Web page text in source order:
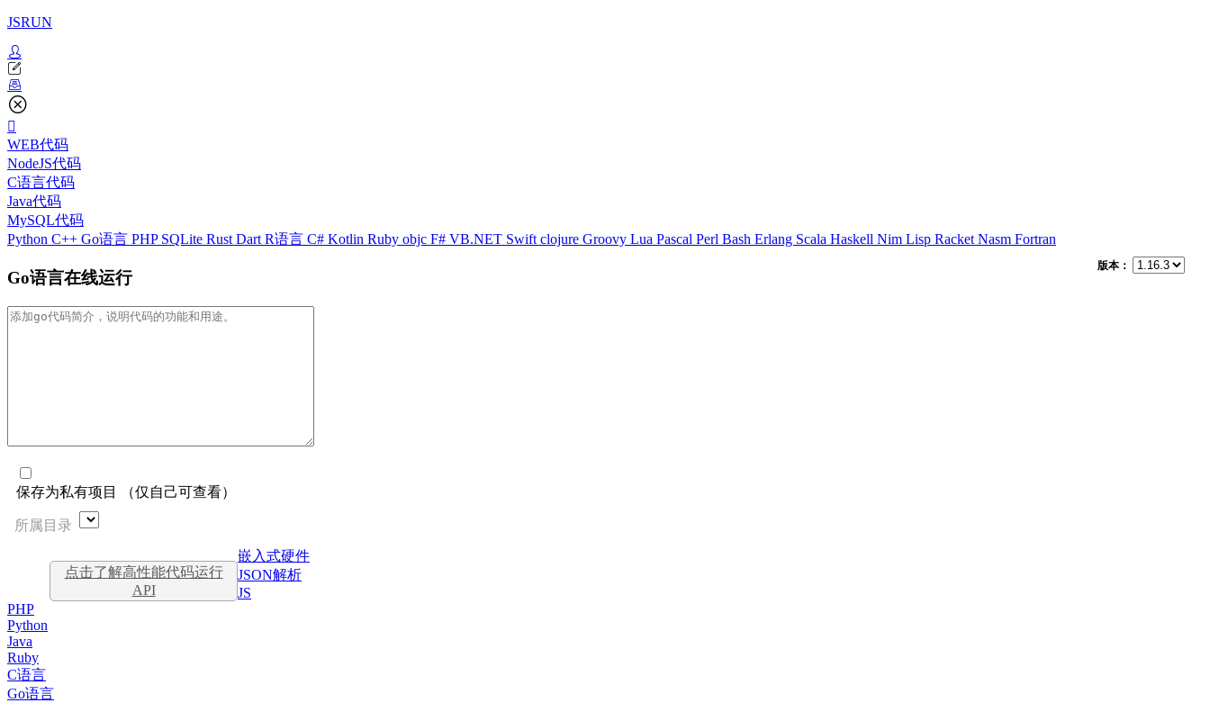
JSRUN
WEB代码
NodeJS代码
C语言代码
Java代码
MySQL代码
Python C++ Go语言 PHP SQLite Rust Dart R语言 C# Kotlin Ruby objc F# VB.NET Swift clojure Groovy Lua Pascal Perl Bash Erlang Scala Haskell Nim Lisp Racket Nasm Fortran
Go语言在线运行
版本：
保存为私有项目 （仅自己可查看）
所属目录
点击了解高性能代码运行
API
嵌入式硬件
JSON解析
JS
PHP
Python
Java
Ruby
C语言
Go语言